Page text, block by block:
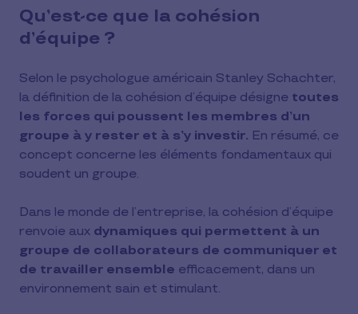
Qu’est-ce que la cohésion
d’équipe ?
Selon le psychologue américain Stanley Schachter,
la définition de la cohésion d’équipe désigne toutes
les forces qui poussent les membres d’un
groupe à y rester et à s’y investir. En résumé, ce
concept concerne les éléments fondamentaux qui
soudent un groupe.
Dans le monde de l’entreprise, la cohésion d’équipe
renvoie aux dynamiques qui permettent à un
groupe de collaborateurs de communiquer et
de travailler ensemble efficacement, dans un
environnement sain et stimulant.